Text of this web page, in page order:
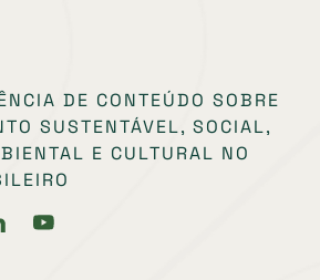
DE CONTEÚDO SOBRE
SUSTENTÁVEL, SOCIAL,
E CULTURAL NO